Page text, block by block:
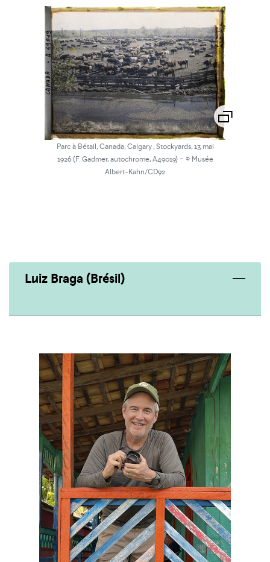
Parc à Bétail, Canada, Calgary , Stockyards, 13 mai
1926 (F. Gadmer, autochrome, A49019)- © Musée
Albert-Kahn/CD92
Luiz Braga (Brésil)